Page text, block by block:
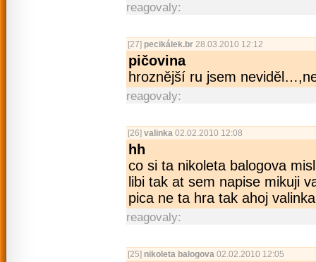
reagovaly:
[27] pecikálek.br 28.03.2010 12:12
pičovina
hroznější ru jsem
reagovaly:
[26] valinka 02.02.2010 12:08
hh
co si ta nikoleta balogova
libi tak at sem napise mikuji
pica ne ta hra tak ahoj valinka
reagovaly:
[25] nikoleta balogova 02.02.2010 12:05